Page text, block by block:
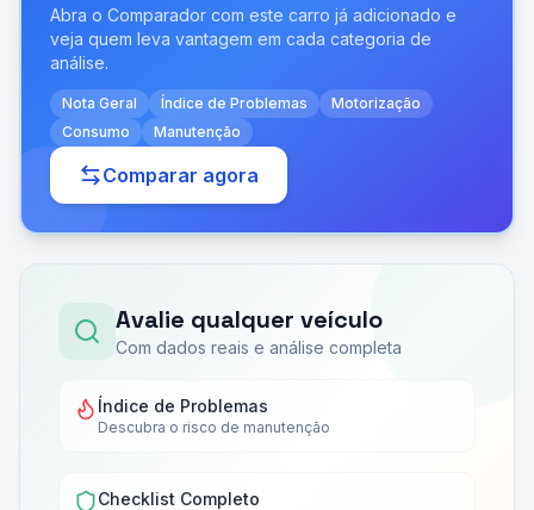
Abra o Comparador com este carro já adicionado e
veja quem leva vantagem em cada categoria de
análise.
Nota Geral Índice de Problemas
Motorização
Consumo
Manutenção
Comparar agora
Avalie qualquer veículo
Com dados reais e análise completa
Índice de Problemas
Descubra o risco de manutenção
Checklist Completo